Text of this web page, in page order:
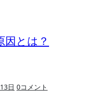
とは？
日 0コメント